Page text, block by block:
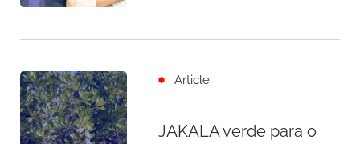
Article
JAKALA verde para o